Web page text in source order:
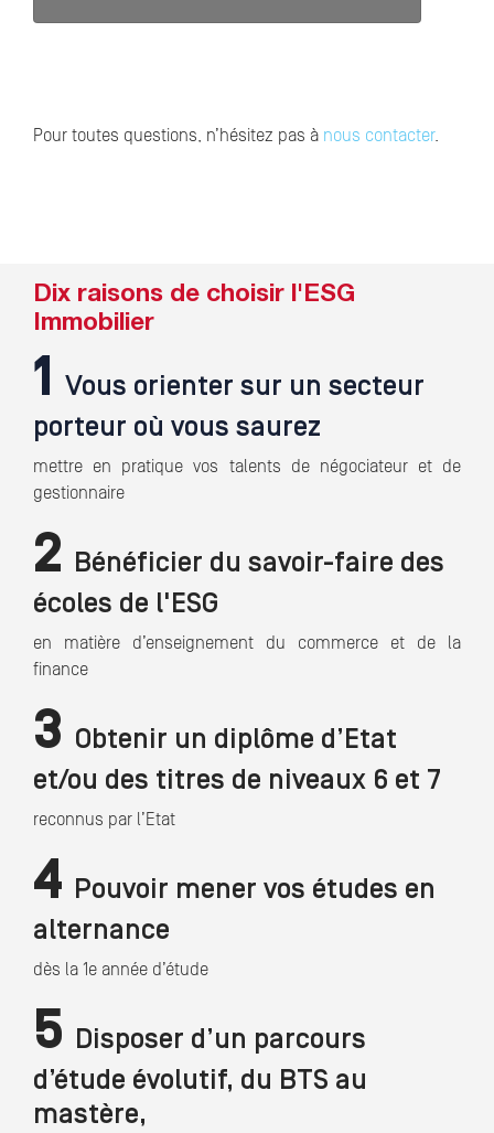
Pour toutes questions, n’hésitez pas à nous contacter.
Dix raisons de choisir l'ESG
Immobilier
1 Vous orienter sur un secteur
porteur où vous saurez
mettre en pratique vos talents de négociateur et de
gestionnaire
2 Bénéficier du savoir-faire des
écoles de l'ESG
en matière d’enseignement du commerce et de la
finance
3 Obtenir un diplôme d’Etat
et/ou des titres de niveaux 6 et 7
reconnus par l’Etat
4 Pouvoir mener vos études en
alternance
dès la 1e année d’étude
5 Disposer d’un parcours
d’étude évolutif, du BTS au
mastère,